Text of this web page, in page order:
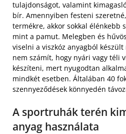
tulajdonságot, valamint
bír. Amennyiben festeni
termékre, akkor sokkal élénkebb
mint a pamut. Melegben és
viselni a viszkóz anyagból
nem számít, hogy nyári vagy téli
készíteni, mert nyugodtan
mindkét esetben. Általában 40
szennyeződések könnyedén
A sportruhák terén
anyag használata